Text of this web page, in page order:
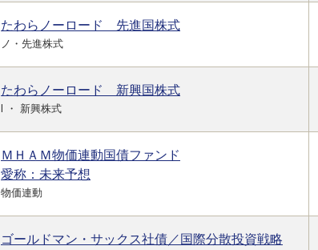
たわらノーロード 先進国株式
ノ・先進株式
たわらノーロード 新興国株式
l ・ 新興株式
ＭＨＡＭ物価連動国債ファンド
愛称：未来予想
物価連動
ゴールドマン・サックス社債／国際分散投資戦略